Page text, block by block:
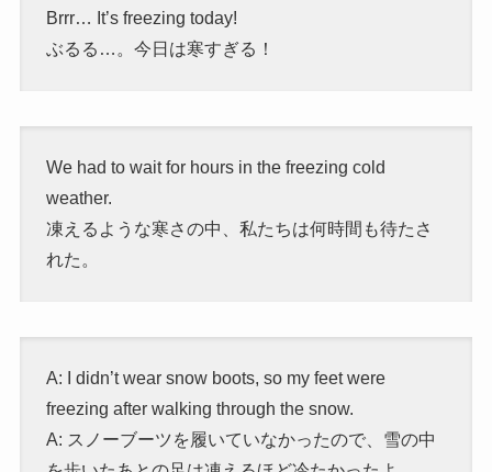
Brrr… It’s freezing today!
ぶるる…。今日は寒すぎる！
We had to wait for hours in the freezing cold
weather.
凍えるような寒さの中、私たちは何時間も待たさ
れた。
A: I didn’t wear snow boots, so my feet were
freezing after walking through the snow.
A: スノーブーツを履いていなかったので、雪の中